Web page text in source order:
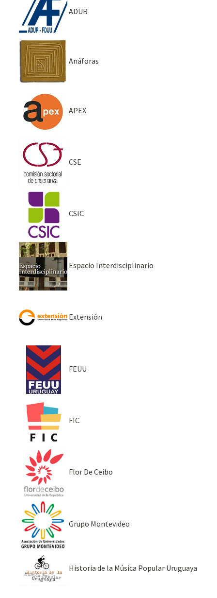
ADUR
Anáforas
APEX
CSE
CSIC
Espacio Interdisciplinario
Extensión
FEUU
FIC
Flor De Ceibo
Grupo Montevideo
Historia de la Música Popular Uruguaya